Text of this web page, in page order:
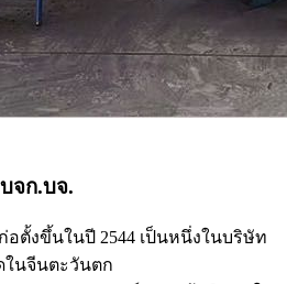
จก.บจ.
ก่อตั้งขึ้นในปี 2544 เป็นหนึ่งในบริษัท
ในจีนตะวันตก